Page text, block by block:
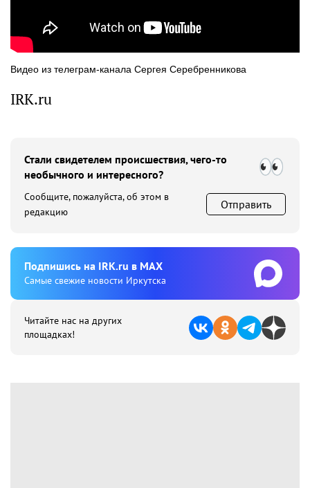
Видео из телеграм-канала Сергея Серебренникова
IRK.ru
Стали свидетелем происшествия, чего-то
необычного и интересного?
Сообщите, пожалуйста, об этом в
редакцию
Отправить
Подпишиcь на IRK.ru в MAX
Cамые свежие новости Иркутска
Читайте нас на других
площадках!